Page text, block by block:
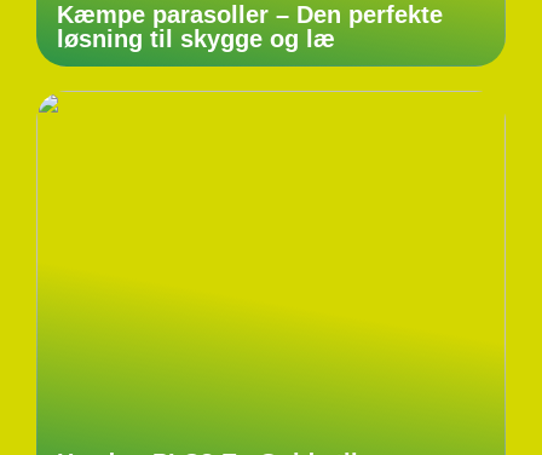
Kæmpe parasoller – Den perfekte
løsning til skygge og læ